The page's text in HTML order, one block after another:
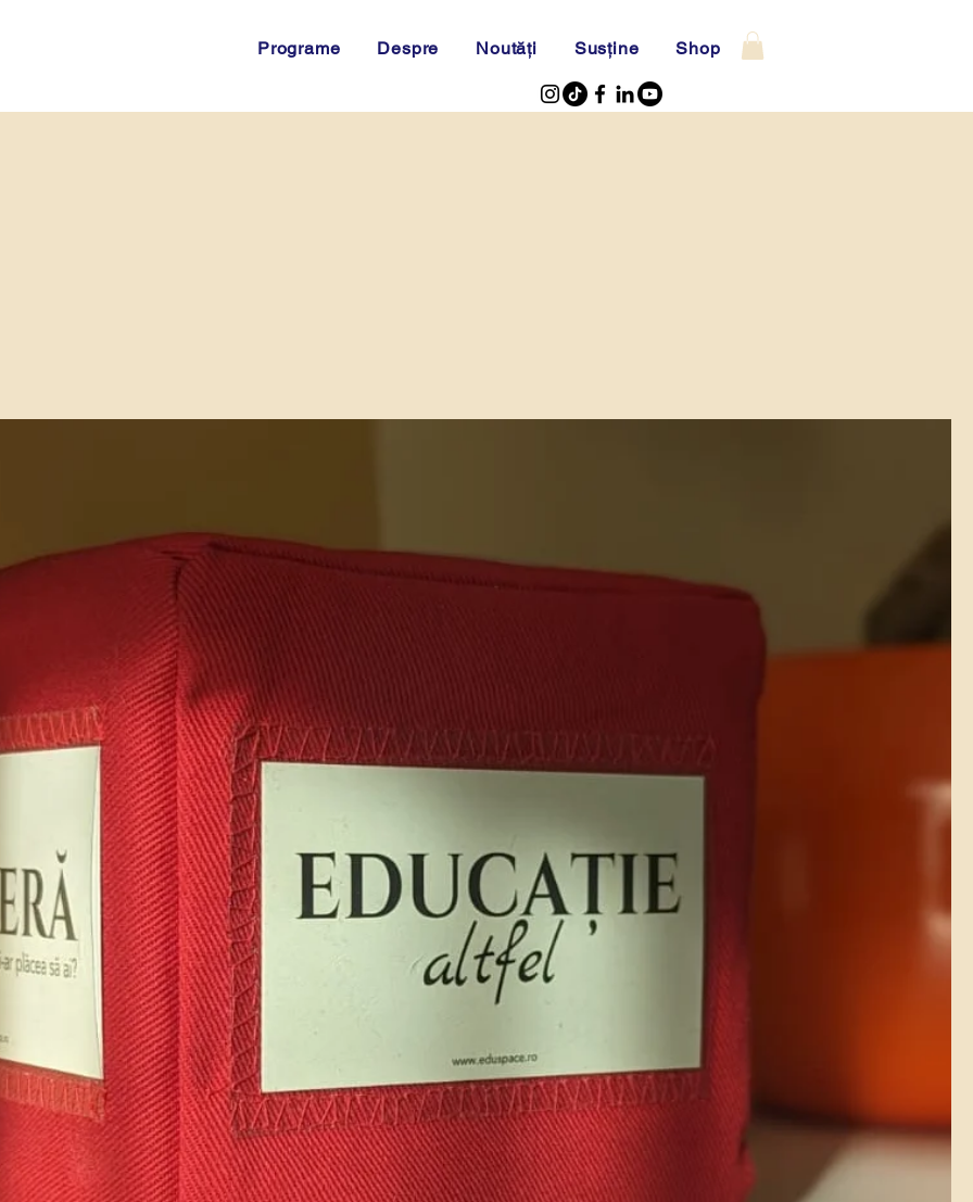
Programe Despre Noutăți Susține Shop